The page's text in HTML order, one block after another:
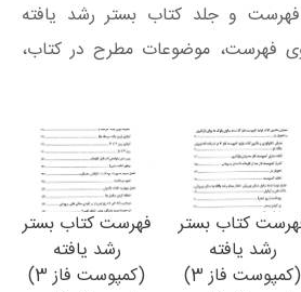
فهرست و جلد کتاب بستر رشد یافته
فهرست، موضوعات مطرح در کتاب،
کتاب بستر
رشد یافته
(کمپوست فاز 3)
فهرست کتاب بستر
رشد یافته
(کمپوست فاز 3)